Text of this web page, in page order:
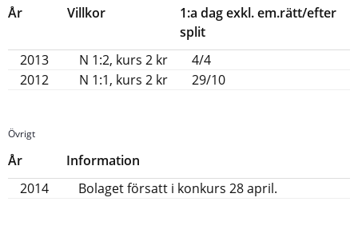
År Villkor
1:a dag exkl. em.rätt/efter
split
2013
N 1:2, kurs 2 kr
4/4
2012
N 1:1, kurs 2 kr 29/10
Övrigt
År
Information
2014
Bolaget försatt i konkurs 28 april.